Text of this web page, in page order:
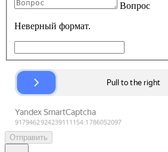
Вопрос
Неверный формат.
Отправить